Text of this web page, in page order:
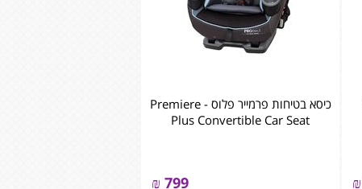
₪
כיסא בטיחות פרמייר פלוס - Premiere
Plus Convertible Car Seat
799
₪